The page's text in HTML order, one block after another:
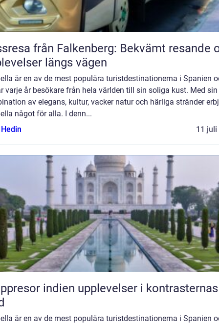
från Falkenberg: Bekvämt resande
längs vägen
är en av de mest populära turistdestinationerna i Spanien
varje år besökare från hela världen till sin soliga kust. Med sin
av elegans, kultur, vacker natur och härliga stränder
något för alla. I denn...
11 juli
indien upplevelser i kontrasternas
är en av de mest populära turistdestinationerna i Spanien